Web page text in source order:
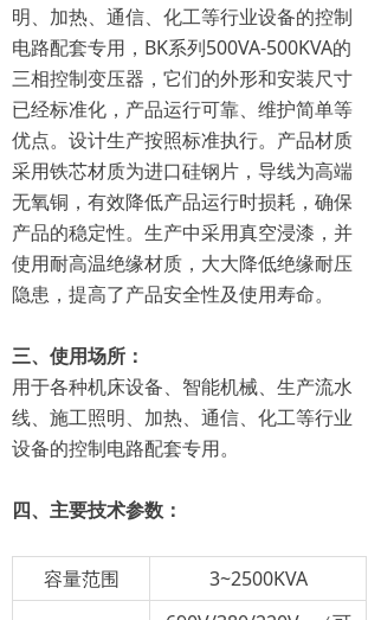
明、加热、通信、化工等行业设备的控制
电路配套专用，BK系列500VA-500KVA的
三相控制变压器，它们的外形和安装尺寸
已经标准化，产品运行可靠、维护简单等
优点。设计生产按照标准执行。产品材质
采用铁芯材质为进口硅钢片，导线为高端
无氧铜，有效降低产品运行时损耗，确保
产品的稳定性。生产中采用真空浸漆，并
使用耐高温绝缘材质，大大降低绝缘耐压
隐患，提高了产品安全性及使用寿命。
三、使用场所：
用于各种机床设备、智能机械、生产流水
线、施工照明、加热、通信、化工等行业
设备的控制电路配套专用。
四、主要技术参数：
容量范围 3~2500KVA